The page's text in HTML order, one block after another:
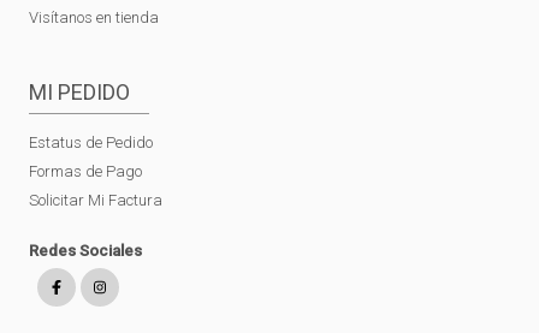
Visítanos en tienda
MI PEDIDO
Estatus de Pedido
Formas de Pago
Solicitar Mi Factura
Redes Sociales